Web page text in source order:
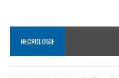
NECROLOGIE